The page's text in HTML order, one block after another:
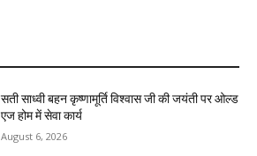
सती साध्वी बहन कृष्णामूर्ति विश्वास जी की जयंती पर ओल्ड
एज होम में सेवा कार्य
August 6, 2026